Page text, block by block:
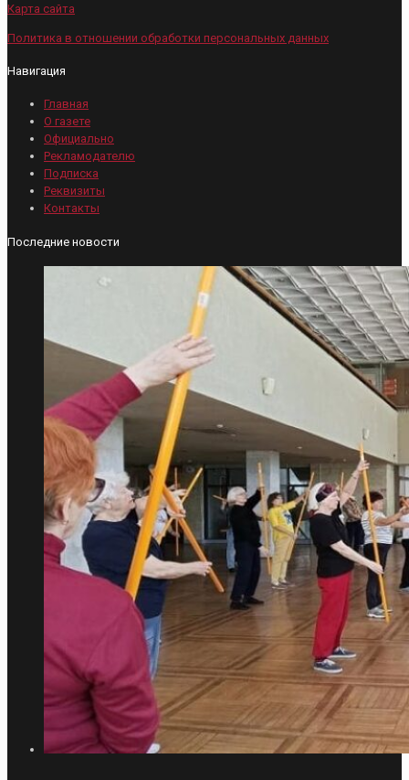
Карта сайта
Политика в отношении обработки персональных данных
Навигация
Главная
О газете
Официально
Рекламодателю
Подписка
Реквизиты
Контакты
Последние новости